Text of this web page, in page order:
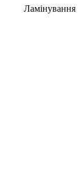
Ламінування